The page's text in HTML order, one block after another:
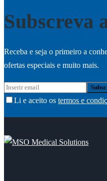
Subscreva
Receba e seja o primeiro a
ofertas especiais e muito mais.
Li e aceito os termos e